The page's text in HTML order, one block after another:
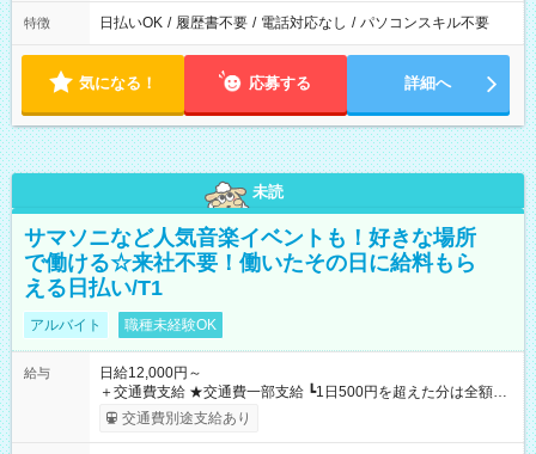
特徴 日払いOK / 履歴書不要 / 電話対応なし / パソコンスキル不要
気になる！ 応募する 詳細へ
未読
サマソニなど人気音楽イベントも！好きな場所
で働ける☆来社不要！働いたその日に給料もら
える日払い/T1
アルバイト 職種未経験OK
給与
日給12,000円～
＋交通費支給 ★交通費一部支給 ┗1日500円を超えた分は全額支
給！ ※往復500円以内の方は自己負担となります ★日払いOK！
（規定あり） ┗働いたその日に現金GET♪ お仕事後はコンビニ
交通費別途支給あり